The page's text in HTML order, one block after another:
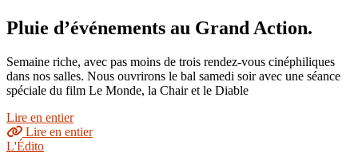
Pluie d’événements au Grand Action.
Semaine riche, avec pas moins de trois rendez-vous cinéphiliques
dans nos salles. Nous ouvrirons le bal samedi soir avec une séance
spéciale du film Le Monde, la Chair et le Diable
Lire en entier
Lire en entier
L'Édito